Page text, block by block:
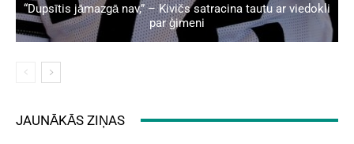
“Dupsītis jāmazgā nav,” – Kivičs satracina tautu ar viedokli
par ģimeni
JAUNĀKĀS ZIŅAS